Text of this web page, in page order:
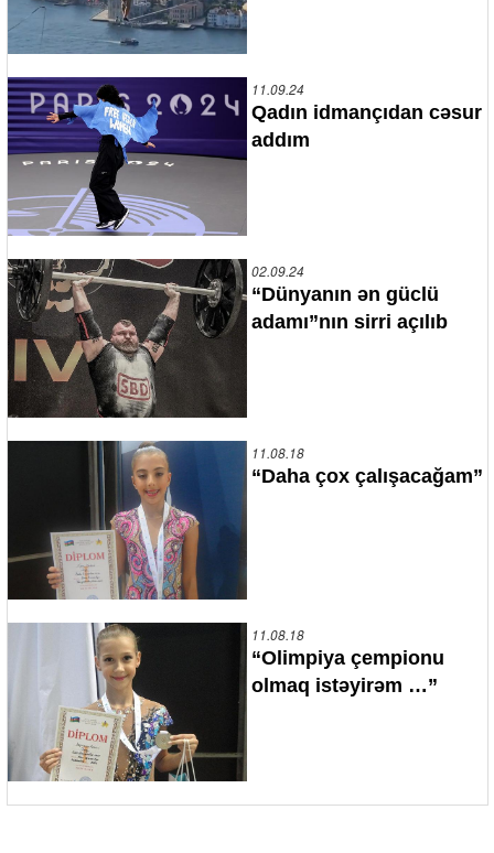
11.09.24
Qadın idmançıdan cəsur
addım
02.09.24
“Dünyanın ən güclü
adamı”nın sirri açılıb
11.08.18
“Daha çox çalışacağam”
11.08.18
“Olimpiya çempionu
olmaq istəyirəm …”